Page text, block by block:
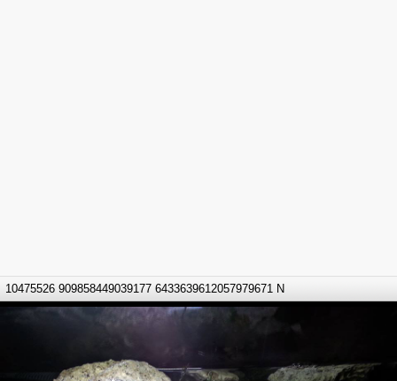
10475526 909858449039177 6433639612057979671 N